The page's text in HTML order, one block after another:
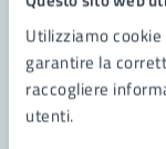
Utilizziamo
garantire la
raccogliere
utenti.
Prenota
Problemi in